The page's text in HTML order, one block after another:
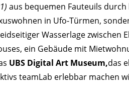
aus bequemen Fauteuils
in Ufo-Türmen,
Wasserlage zwischen
ein Gebäude mit
UBS Digital Art Museum,das
teamLab erlebbar machen